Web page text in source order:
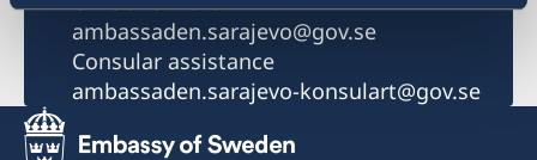
ambassaden.sarajevo@gov.se
Consular assistance
ambassaden.sarajevo-konsulart@gov.se